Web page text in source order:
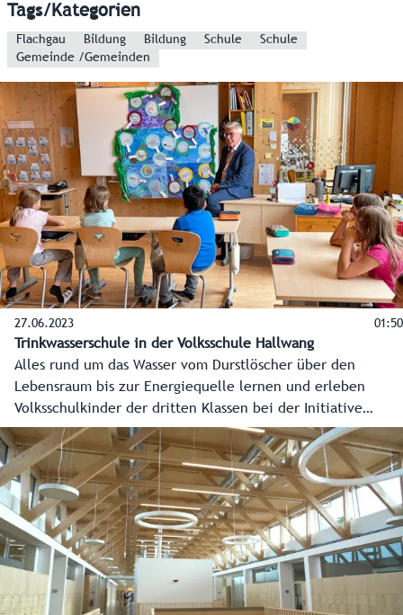
Festakt und anschließendem „Tag der offenen Klassentür“
am Freitagvormittag konnte sich davon jeder selbst
überzeugen.
Tags/Kategorien
Flachgau Bildung Bildung Schule
Schule
Gemeinde /Gemeinden
27.06.2023 01:50
Trinkwasserschule in der Volksschule Hallwang
Alles rund um das Wasser vom Durstlöscher über den
Lebensraum bis zur Energiequelle lernen und erleben
Volksschulkinder der dritten Klassen bei der Initiative
TrinkWasserSchule! Exakt 2.546 Schülerinnen und Schüler,
so viele wie noch nie, haben heuer mitgemacht. Der
diesjährige Hauptpreis der Aktion, ein neuer Laptop, geht
an die 3b der Volksschule Hallwang.